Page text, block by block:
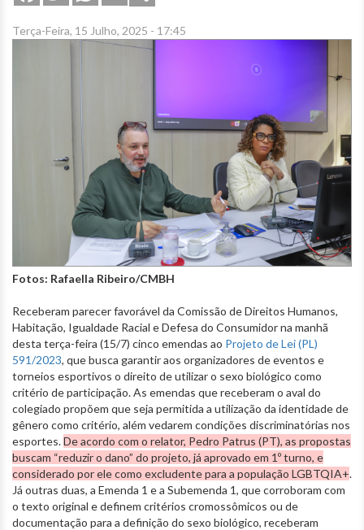
Terça-Feira, 15 Julho, 2025 - 17:45
Fotos: Rafaella Ribeiro/CMBH
Receberam parecer favorável da Comissão de Direitos Humanos,
Habitação, Igualdade Racial e Defesa do Consumidor na manhã
desta terça-feira (15/7) cinco emendas ao Projeto de Lei (PL)
591/2023, que busca garantir aos organizadores de eventos e
torneios esportivos o direito de utilizar o sexo biológico como
critério de participação. As emendas que receberam o aval do
colegiado propõem que seja permitida a utilização da identidade de
gênero como critério, além vedarem condições discriminatórias nos
esportes.De acordo com o relator, Pedro Patrus (PT), as propostas
buscam “reduzir o dano” do projeto, já aprovado em 1º turno, e
considerado por ele como excludente para a população LGBTQIA+.
Já outras duas, a Emenda 1 e a Subemenda 1, que corroboram com
o texto original e definem critérios cromossômicos ou de
documentação para a definição do sexo biológico, receberam